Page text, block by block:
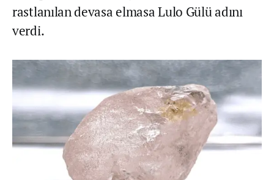
rastlanılan devasa elmasa Lulo Gülü adını
verdi.